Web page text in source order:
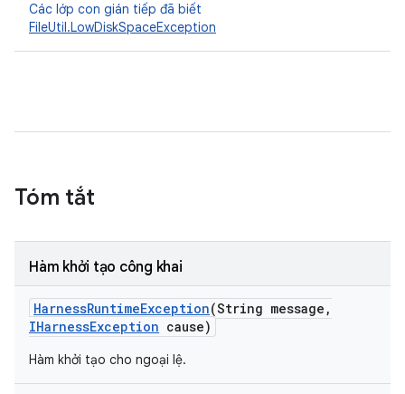
Các lớp con gián tiếp đã biết
FileUtil.LowDiskSpaceException
Tóm tắt
Hàm khởi tạo công khai
HarnessRuntimeException(String message ,
IHarnessException cause)
Hàm khởi tạo cho ngoại lệ.